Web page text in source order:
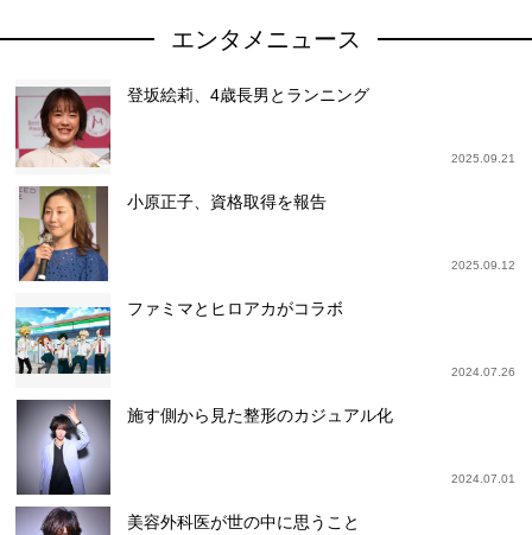
エンタメニュース
登坂絵莉、4歳長男とランニング
2025.09.21
小原正子、資格取得を報告
2025.09.12
ファミマとヒロアカがコラボ
2024.07.26
施す側から見た整形のカジュアル化
2024.07.01
美容外科医が世の中に思うこと